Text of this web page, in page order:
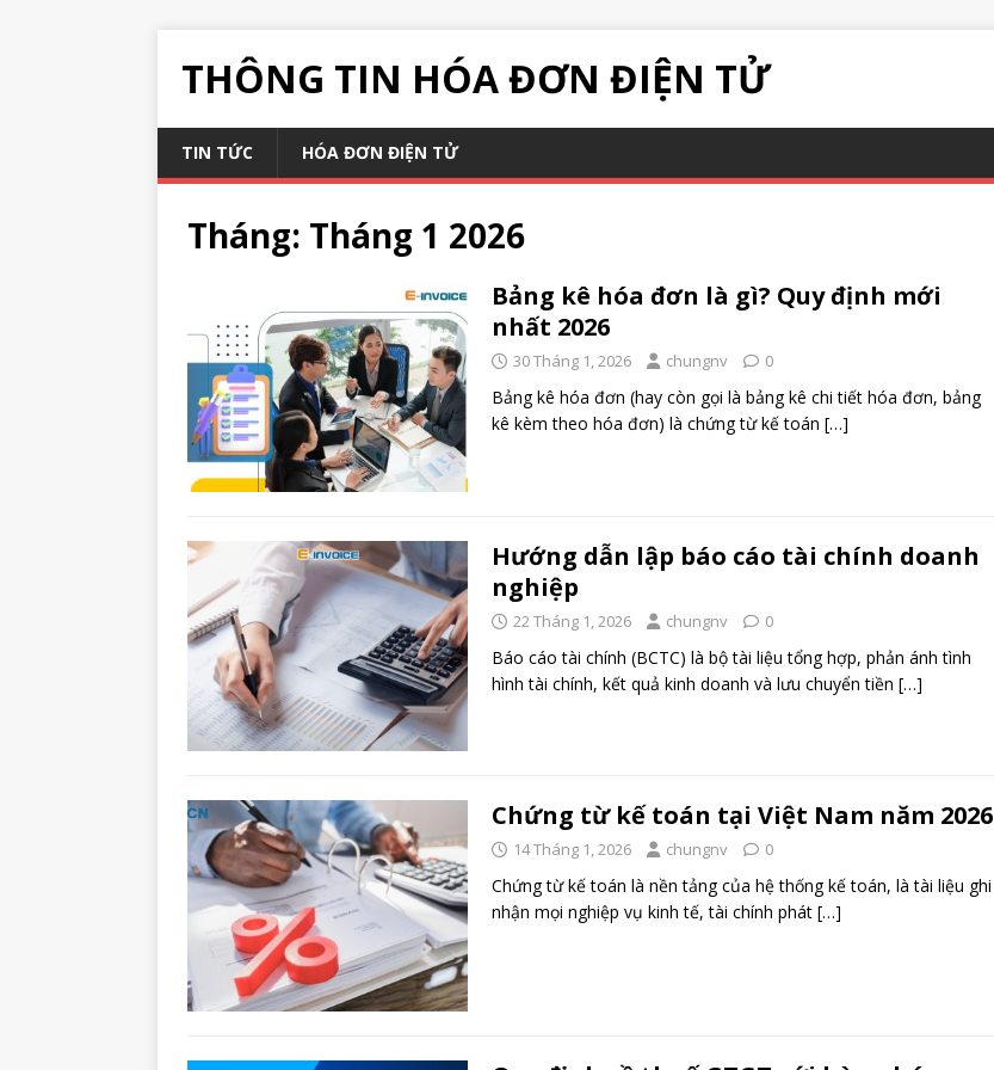
THÔNG TIN HÓA ĐƠN ĐIỆN TỬ
TIN TỨC HÓA ĐƠN ĐIỆN TỬ
Tháng: Tháng 1 2026
Bảng kê hóa đơn là gì? Quy định mới
nhất 2026
30 Tháng 1, 2026 chungnv 0
Bảng kê hóa đơn (hay còn gọi là bảng kê chi tiết hóa đơn, bảng
kê kèm theo hóa đơn) là chứng từ kế toán […]
Hướng dẫn lập báo cáo tài chính doanh
nghiệp
22 Tháng 1, 2026 chungnv 0
Báo cáo tài chính (BCTC) là bộ tài liệu tổng hợp, phản ánh tình
hình tài chính, kết quả kinh doanh và lưu chuyển tiền […]
Chứng từ kế toán tại Việt Nam năm 2026
14 Tháng 1, 2026 chungnv 0
Chứng từ kế toán là nền tảng của hệ thống kế toán, là tài liệu ghi
nhận mọi nghiệp vụ kinh tế, tài chính phát […]